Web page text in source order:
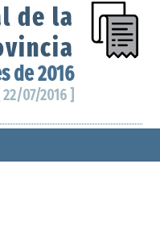
de la
de 2016
07/2016 ]